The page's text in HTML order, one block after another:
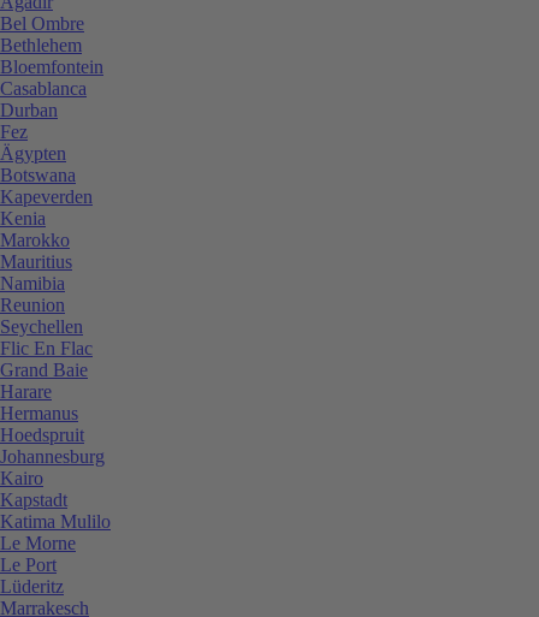
Bel Ombre
Bethlehem
Bloemfontein
Casablanca
Durban
Fez
Ägypten
Botswana
Kapeverden
Kenia
Marokko
Mauritius
Namibia
Reunion
Seychellen
Flic En Flac
Grand Baie
Harare
Hermanus
Hoedspruit
Johannesburg
Kairo
Kapstadt
Katima Mulilo
Le Morne
Le Port
Lüderitz
Marrakesch